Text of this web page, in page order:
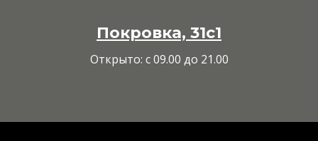
Покровка, 31с1
Открыто: с 09.00 до 21.00